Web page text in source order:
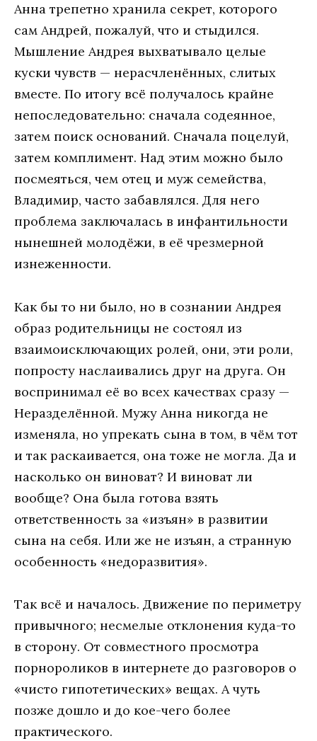
Анна трепетно хранила секрет, которого
сам Андрей, пожалуй, что и стыдился.
Мышление Андрея выхватывало целые
куски чувств — нерасчленённых, слитых
вместе. По итогу всё получалось крайне
непоследовательно: сначала содеянное,
затем поиск оснований. Сначала поцелуй,
затем комплимент. Над этим можно было
посмеяться, чем отец и муж семейства,
Владимир, часто забавлялся. Для него
проблема заключалась в инфантильности
нынешней молодёжи, в её чрезмерной
изнеженности.
Как бы то ни было, но в сознании Андрея
образ родительницы не состоял из
взаимоисключающих ролей, они, эти роли,
попросту наслаивались друг на друга. Он
воспринимал её во всех качествах сразу —
Неразделённой. Мужу Анна никогда не
изменяла, но упрекать сына в том, в чём тот
и так раскаивается, она тоже не могла. Да и
насколько он виноват? И виноват ли
вообще? Она была готова взять
ответственность за «изъян» в развитии
сына на себя. Или же не изъян, а странную
особенность «недоразвития».
Так всё и началось. Движение по периметру
привычного; несмелые отклонения куда-то
в сторону. От совместного просмотра
порнороликов в интернете до разговоров о
«чисто гипотетических» вещах. А чуть
позже дошло и до кое-чего более
практического.